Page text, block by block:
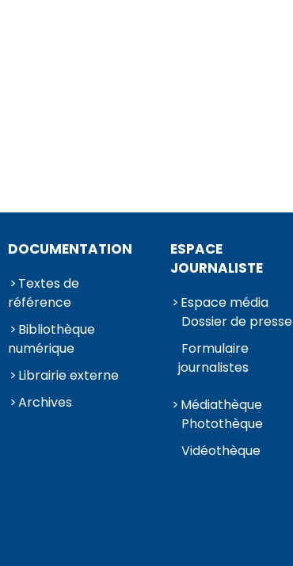
DOCUMENTATION
Textes de
référence
Bibliothèque
numérique
Librairie externe
Archives
ESPACE
JOURNALISTE
Espace média
Dossier de presse
Formulaire
journalistes
Médiathèque
Photothèque
Vidéothèque